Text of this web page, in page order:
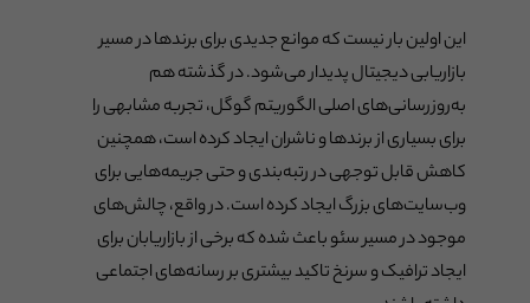
این اولین بار نیست که موانع جدیدی برای برندها در مسیر
بازاریابی دیجیتال پدیدار می‌شود. در گذشته هم
به‌روزرسانی‌های اصلی الگوریتم گوگل، تجربه مشابهی را
برای بسیاری از برندها و ناشران ایجاد کرده است، همچنین
کاهش قابل توجهی در رتبه‌بندی و حتی جریمه‌هایی برای
وب‌سایت‌های بزرگ ایجاد کرده است. در واقع، چالش‌های
موجود در مسیر سئو باعث شده که برخی از بازاریابان برای
ایجاد ترافیک و سرنخ تاکید بیشتری بر رسانه‌های اجتماعی